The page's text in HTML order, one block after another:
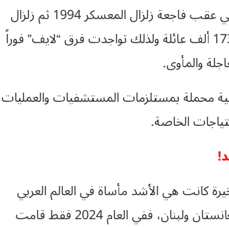
وفي الجزائر استمر دعم القطاع الصحي لـ 12 عام على التوالي عقب فاجعة زلزال المعسكر 1994 ثم زلزال
بومرداس 2003 حيث قُتل الألاف، وقُدّر عدد المتضررين 173 ألف عائلة ولذلك تواجدت فرق “لايف” فوراً
والمأوى.
محملة بمستلزمات المستشفيات والعمليات
الخاصة.
كانت هي الأشد مأساة في العالم العربي
والنامي خاصة في دول كغزة والسودان وسوريا وميانمار وأفغانستان ولبنان، ففي العام 2024 فقط قامت